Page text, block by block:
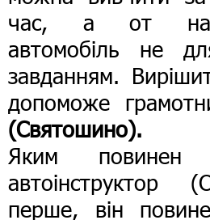
час, а от
автомобіль не
завданням.
допоможе
(Святошино).
Яким повинен
автоінструктор
перше, він